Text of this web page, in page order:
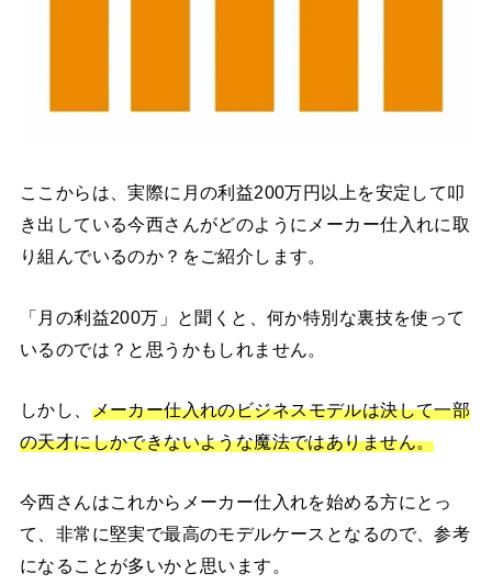
ここからは、実際に月の利益200万円以上を安定して叩
き出している今西さんがどのようにメーカー仕入れに取
り組んでいるのか？をご紹介します。
「月の利益200万」と聞くと、何か特別な裏技を使って
いるのでは？と思うかもしれません。
しかし、 メーカー仕入れのビジネスモデルは決して一部
の天才にしかできないような魔法ではありません。
今西さんはこれからメーカー仕入れを始める方にとっ
て、非常に堅実で最高のモデルケースとなるので、参考
になることが多いかと思います。